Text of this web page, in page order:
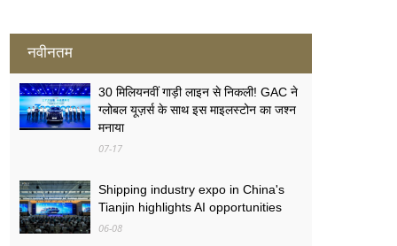
नवीनतम
30 मिलियनवीं गाड़ी लाइन से निकली! GAC ने
ग्लोबल यूज़र्स के साथ इस माइलस्टोन का जश्न
मनाया
07-17
Shipping industry expo in China's
Tianjin highlights AI opportunities
06-08